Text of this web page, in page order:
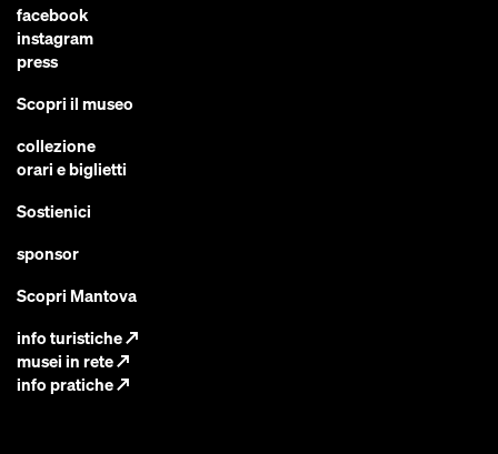
facebook
instagram
press
Scopri il museo
collezione
orari e biglietti
Sostienici
sponsor
Scopri Mantova
info turistiche↗
musei in rete↗
info pratiche↗